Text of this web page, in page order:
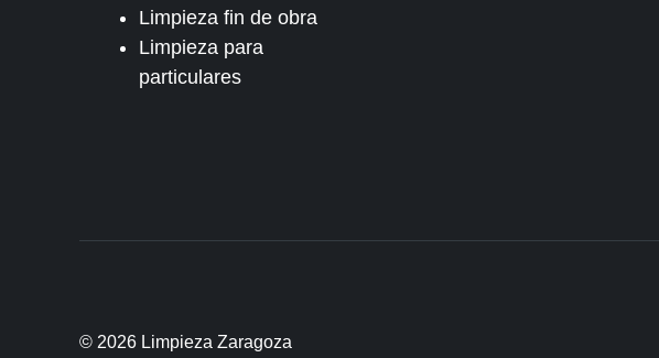
Limpieza fin de obra
Limpieza para
particulares
© 2026 Limpieza Zaragoza